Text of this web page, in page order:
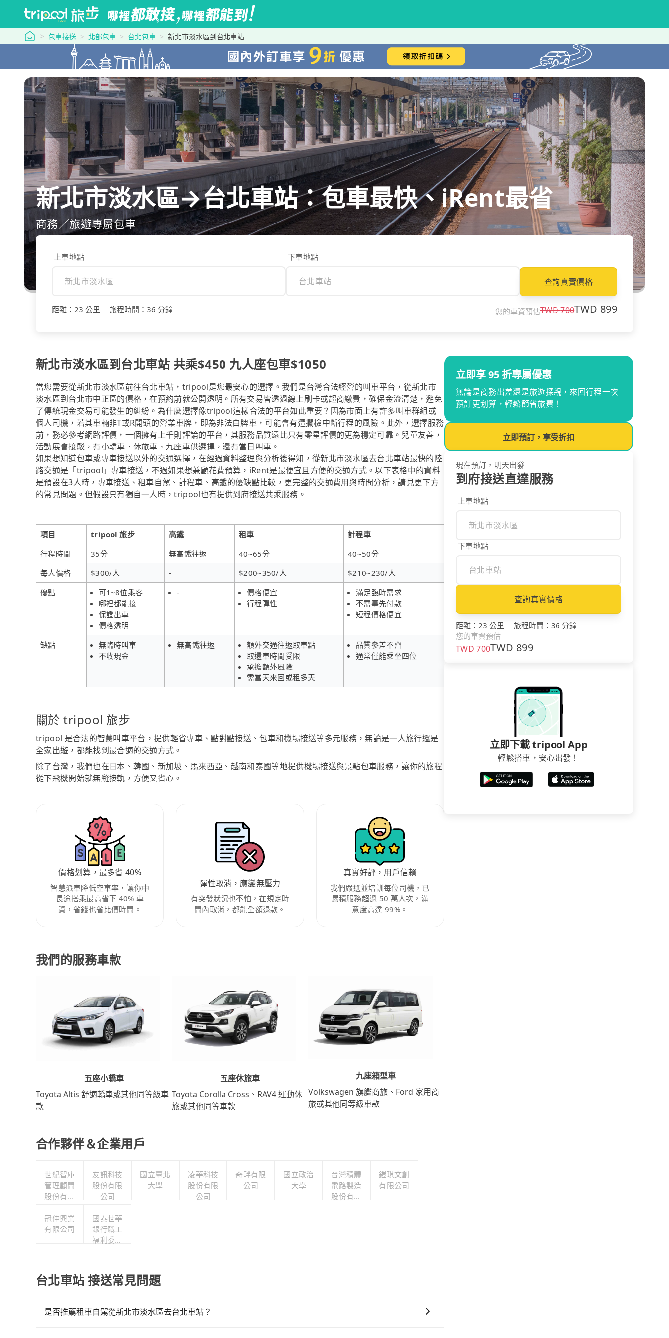
tripool 旅步
包車接送 北部包車 台北包車 新北市淡水區到台北車站
新北市淡水區→台北車站：包車最快、iRent最省
商務／旅遊專屬包車
上車地點 下車地點
查詢真實價格
距離 ： 23 公里 旅程時間 ： 36 分鐘 您的車資預估TWD700TWD 899
新北市淡水區到台北車站 共乘$450 九人座包車$1050
當您需要從新北市淡水區前往台北車站，tripool是您最安心的選擇。我們是台灣合法經營的叫車平台，從新北市
淡水區到台北市中正區的價格，在預約前就公開透明。所有交易皆透過線上刷卡或超商繳費，確保金流清楚，避免
了傳統現金交易可能發生的糾紛。為什麼選擇像tripool這樣合法的平台如此重要？因為市面上有許多叫車群組或
個人司機，若其車輛非T或R開頭的營業車牌，即為非法白牌車，可能會有遭攔檢中斷行程的風險。此外，選擇服務
前，務必參考網路評價，一個擁有上千則評論的平台，其服務品質遠比只有零星評價的更為穩定可靠。兒童友善，
活動展會接駁，有小轎車、休旅車、九座車供選擇，還有當日叫車。
如果想知道包車或專車接送以外的交通選擇，在經過資料整理與分析後得知，從新北市淡水區去台北車站最快的陸
路交通是「tripool」專車接送，不過如果想兼顧花費預算，iRent是最便宜且方便的交通方式。以下表格中的資料
是預設在3人時，專車接送、租車自駕、計程車、高鐵的優缺點比較，更完整的交通費用與時間分析，請見更下方
的常見問題。但假設只有獨自一人時，tripool也有提供到府接送共乘服務。
項目 tripool 旅步 高鐵 租車
計程車
行程時間
35分 無高鐵往返 40~65分
40~50分
每人價格
$300/人 - $200~350/人
$210~230/人
優點
可1~8位乘客
哪裡都能接
保證出車
價格透明
-
價格便宜
行程彈性
滿足臨時需求
不需事先付款
短程價格便宜
缺點
無臨時叫車
不收現金
無高鐵往返
額外交通往返取車點
取還車時間受限
承擔額外風險
需當天來回或租多天
品質參差不齊
通常僅能乘坐四位
關於 tripool 旅步
tripool 是合法的智慧叫車平台，提供輕省專車、點對點接送、包車和機場接送等多元服務，無論是一人旅行還是
全家出遊，都能找到最合適的交通方式。
除了台灣，我們也在日本、韓國、新加坡、馬來西亞、越南和泰國等地提供機場接送與景點包車服務，讓你的旅程
從下飛機開始就無縫接軌，方便又省心。
價格划算，最多省 40%
智慧派車降低空車率，讓你中
長途搭乘最高省下 40% 車
資，省錢也省比價時間。
彈性取消，應變無壓力
有突發狀況也不怕，在規定時
間內取消，都能全額退款。
真實好評，用戶信賴
我們嚴選並培訓每位司機，已
累積服務超過 50 萬人次，滿
意度高達 99%。
我們的服務車款
五座小轎車
Toyota Altis 舒適轎車或其他同等級車
款
五座休旅車
Toyota Corolla Cross、RAV4 運動休
旅或其他同等車款
九座箱型車
Volkswagen 旗艦商旅、Ford 家用商
旅或其他同等級車款
合作夥伴＆企業用戶
世紀智庫
管理顧問
股份有限
友訊科技
股份有限
公司
國立臺北
大學
凌華科技
股份有限
公司
奇畔有限
公司
國立政治
大學
台灣積體
電路製造
股份有限
鎧琪文創
有限公司
冠仲興業
有限公司
國泰世華
銀行職工
福利委員
台北車站 接送常見問題
是否推薦租車自駕從新北市淡水區去台北車站？
立即享 95 折專屬優惠
無論是商務出差還是旅遊探親，來回行程一次
預訂更划算，輕鬆節省旅費！
立即預訂，享受折扣
現在預訂，明天出發
到府接送直達服務
上車地點
下車地點
查詢真實價格
距離 ： 23 公里 ｜ 旅程時間 ： 36 分鐘
您的車資預估
TWD700TWD 899
立即下載 tripool App
輕鬆搭車，安心出發！